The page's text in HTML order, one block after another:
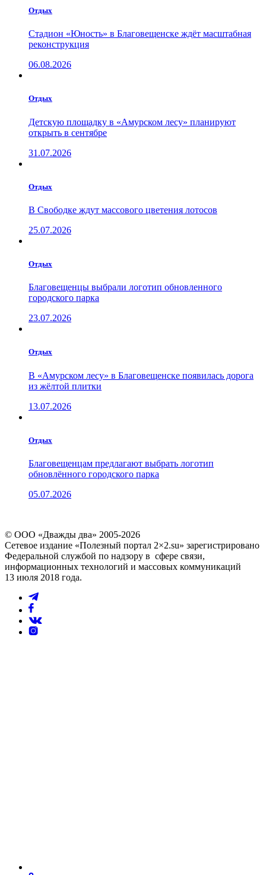
Отдых
Стадион «Юность» в Благовещенске ждёт масштабная
реконструкция
06.08.2026
Отдых
Детскую площадку в «Амурском лесу» планируют
открыть в сентябре
31.07.2026
Отдых
В Свободке ждут массового цветения лотосов
25.07.2026
Отдых
Благовещенцы выбрали логотип обновленного
городского парка
23.07.2026
Отдых
В «Амурском лесу» в Благовещенске появилась дорога
из жёлтой плитки
13.07.2026
Отдых
Благовещенцам предлагают выбрать логотип
обновлённого городского парка
05.07.2026
© ООО «Дважды два» 2005-2026
Сетевое издание «Полезный портал 2×2.su» зарегистрировано
Федеральной службой по надзору в сфере связи,
информационных технологий и массовых коммуникаций
13 июля 2018 года.